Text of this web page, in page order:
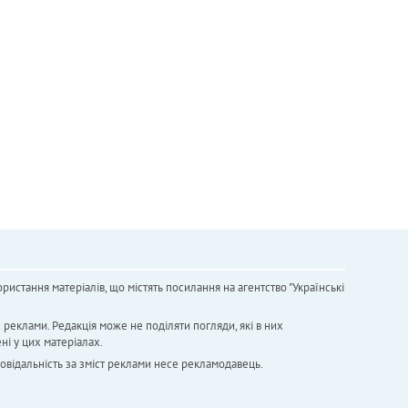
матеріалів, що містять посилання на агентство "Українськi
Редакція може не поділяти погляди, які в них
у цих матеріалах.
за зміст реклами несе рекламодавець.